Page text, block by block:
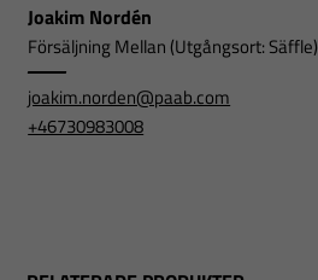
Joakim Nordén
Försäljning Mellan (Utgångsort: Säffle)
joakim.norden@paab.com
+46730983008